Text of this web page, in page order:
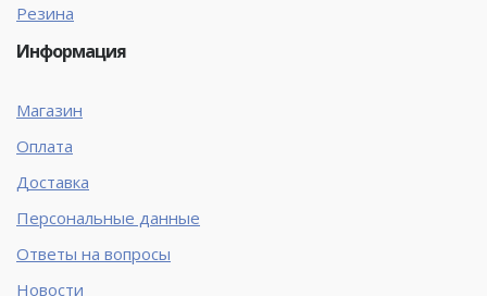
Резина
Информация
Магазин
Оплата
Доставка
Персональные данные
Ответы на вопросы
Новости